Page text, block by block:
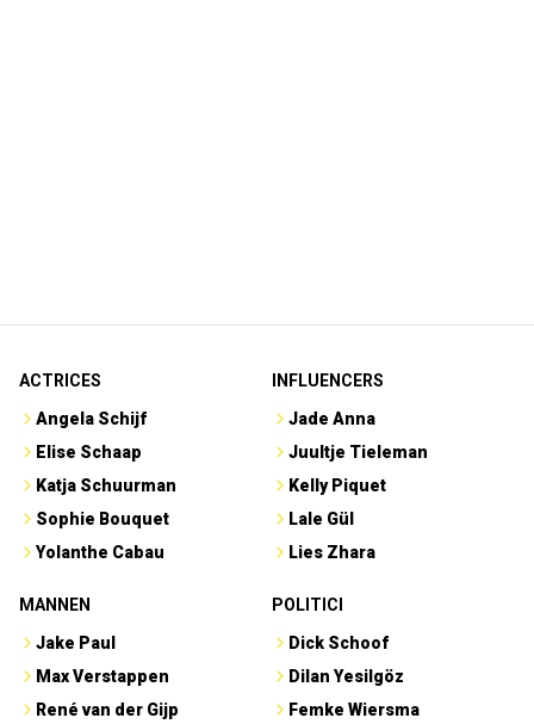
ACTRICES
Angela Schijf
Elise Schaap
Katja Schuurman
Sophie Bouquet
Yolanthe Cabau
INFLUENCERS
Jade Anna
Juultje Tieleman
Kelly Piquet
Lale Gül
Lies Zhara
MANNEN
Jake Paul
Max Verstappen
René van der Gijp
POLITICI
Dick Schoof
Dilan Yesilgöz
Femke Wiersma